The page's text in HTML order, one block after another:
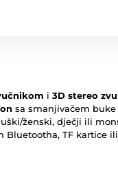
i 3D stereo
sa smanjivačem
ženski, dječji ili
Bluetootha, TF kartice